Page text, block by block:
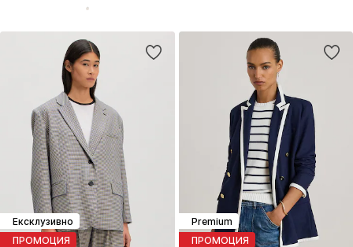
Ексклузивно
ПРОМОЦИЯ
Premium
ПРОМОЦИЯ